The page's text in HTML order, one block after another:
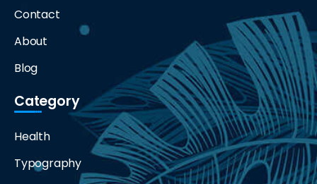
Contact
About
Blog
Category
Health
Typography